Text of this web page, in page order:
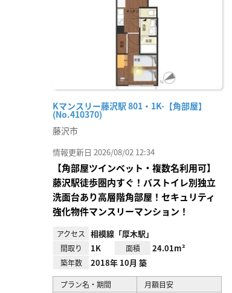
Kマンスリー藤沢駅 801・1K-【角部屋】
(No.410370)
藤沢市
情報更新日 2026/08/02 12:34
【角部屋ツインベット・複数名利用可】
藤沢駅徒歩圏内すぐ！バストイレ別独立
洗面台あり高層階角部屋！セキュリティ
強化物件マンスリーマンション！
アクセス 相模線「厚木駅」
間取り 1K 面積 24.01m²
築年数 2018年 10月 築
プラン名・期間 月額目安